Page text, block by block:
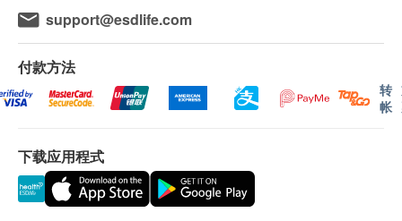
领取验身报告，并预约本中心医生或註册护士透过
电话户讲解报告。如需他人代领取验身报告，代领
者需带同授权书及该客户之身分證副本到本中心领
取有关报告。
如有争议，毅力医护健康集团保留最後决定权。
免责声明：
所有健康检查/服务并非作为医务诊断或治疗用
support@esdlife.com
付款方法
转
帐
下载应用程式